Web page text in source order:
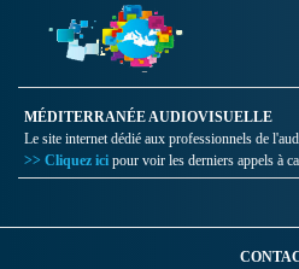
MÉDITERRANÉE AUDIOVISUELLE
Le site internet dédié aux professionnels de
>> Cliquez ici pour voir les derniers appels à